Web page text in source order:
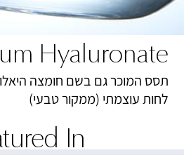
Hyaluronate
תסס המוכר גם בשם חומצה
לחות עוצמתי (ממקור טבעי)
In